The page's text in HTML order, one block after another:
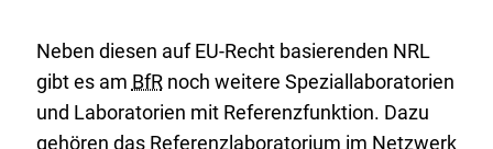
Neben diesen auf EU-Recht basierenden NRL
gibt es am BfRnoch weitere Speziallaboratorien
und Laboratorien mit Referenzfunktion. Dazu
gehören das Referenzlaboratorium im Netzwerk